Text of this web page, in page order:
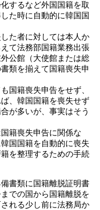
するなど外国国籍を取
た時に自動的に韓国国
た者に対しては本人か
て法務部国籍業務出張
公館（大使館または総
類を揃えて国籍喪失申
国籍喪失申告をせず、
、韓国国籍を喪失せず
が多いが、事実はそう
籍喪失申告に関係な
国国籍を自動的に喪失
を整理するための手続
書類に国籍離脱証明書
での国から国籍離脱を
れる少し前に法務局か